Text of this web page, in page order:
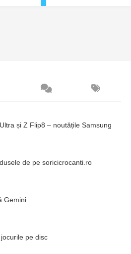
și Z Flip8 – noutățile Samsung
de pe soricicrocanti.ro
Gemini
pe disc